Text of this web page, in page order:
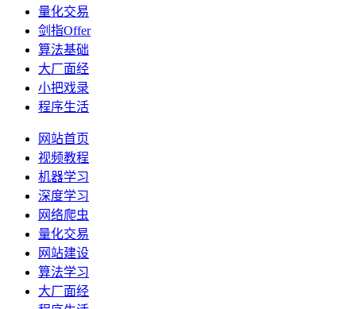
量化交易
剑指Offer
算法基础
大厂面经
小把戏录
程序生活
网站首页
视频教程
机器学习
深度学习
网络爬虫
量化交易
网站建设
算法学习
大厂面经